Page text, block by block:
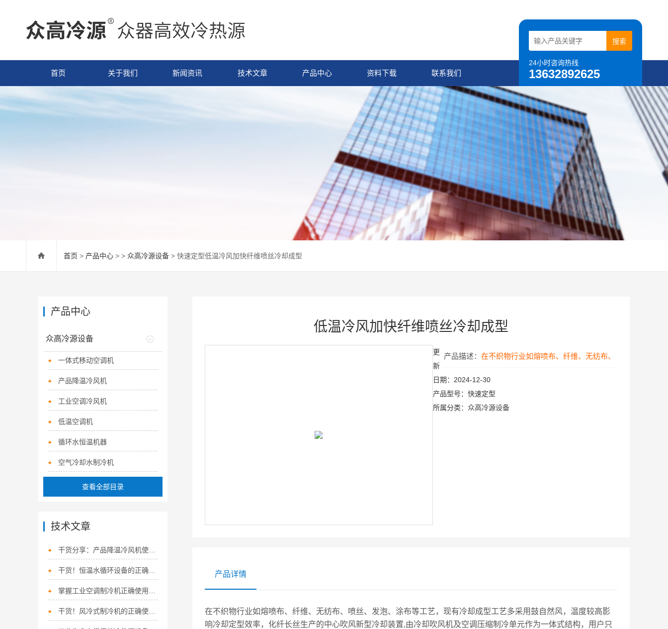
24小时咨询热线
13632892625
首页 关于我们 新闻资讯 技术文章 产品中心 资料下载 联系我们
首页 > 产品中心 > > 众高冷源设备 > 快速定型低温冷风加快纤维喷丝冷却成型
低温冷风加快纤维喷丝冷却成型
产品描述：在不织物行业如熔喷布、纤维、无纺布、
喷丝、发泡、涂布等工艺，现有冷却成型工艺多采用
更
新
日期： 2024-12-30
产品型号： 快速定型
所属分类： 众高冷源设备
产品详情
在不织物行业如熔喷布、纤维、无纺布、喷丝、发泡、涂布等工艺，现有冷却成型工艺多采用鼓自然风，温度较高影
响冷却定型效率，化纤长丝生产的中心吹风新型冷却装置,由冷却吹风机及空调压缩制冷单元作为一体式结构，用户只
产品中心
众高冷源设备
一体式移动空调机
产品降温冷风机
工业空调冷风机
低温空调机
循环水恒温机器
空气冷却水制冷机
查看全部目录
技术文章